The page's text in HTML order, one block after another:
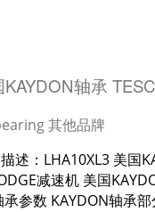
轴承
其他品牌
述：LHA10XL3 美国
减速机 美国
参数 KAYDON轴承部